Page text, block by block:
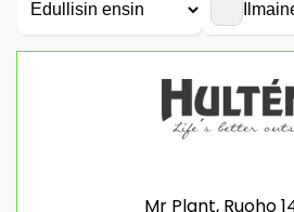
Mr Plant, Ruoho